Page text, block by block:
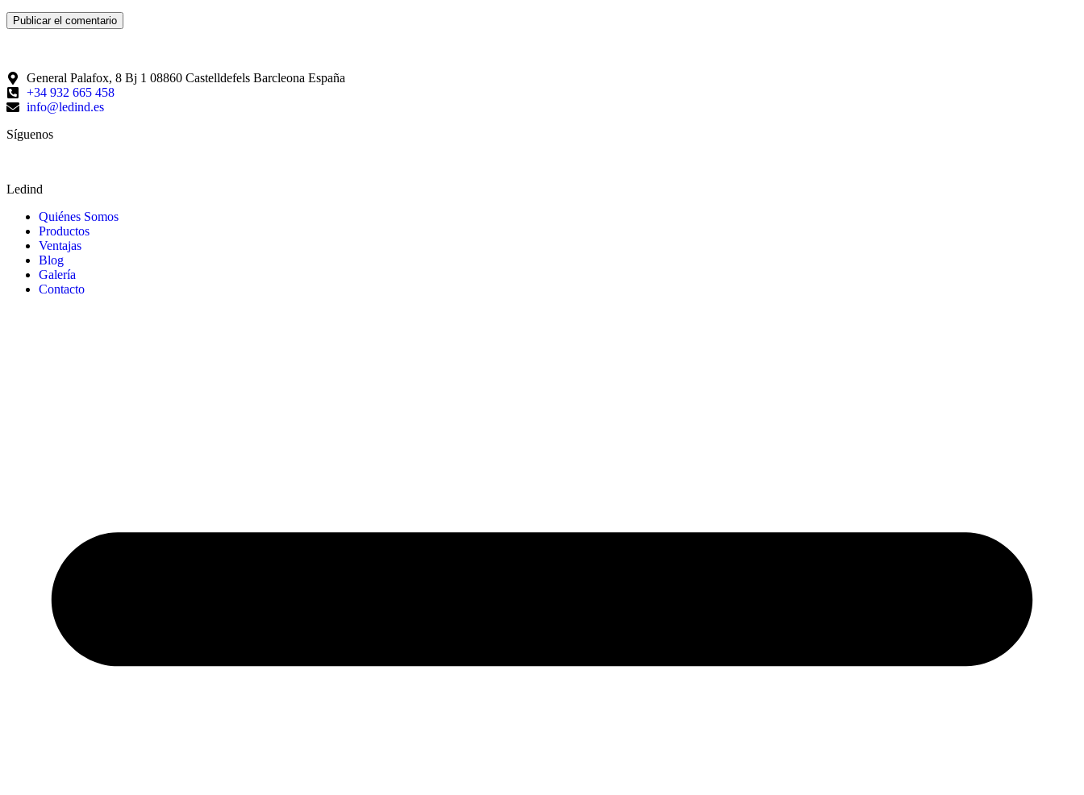
General Palafox, 8 Bj 1 08860 Castelldefels Barcleona España
+34 932 665 458‬
info@ledind.es
Síguenos
Ledind
Quiénes Somos
Productos
Ventajas
Blog
Galería
Contacto